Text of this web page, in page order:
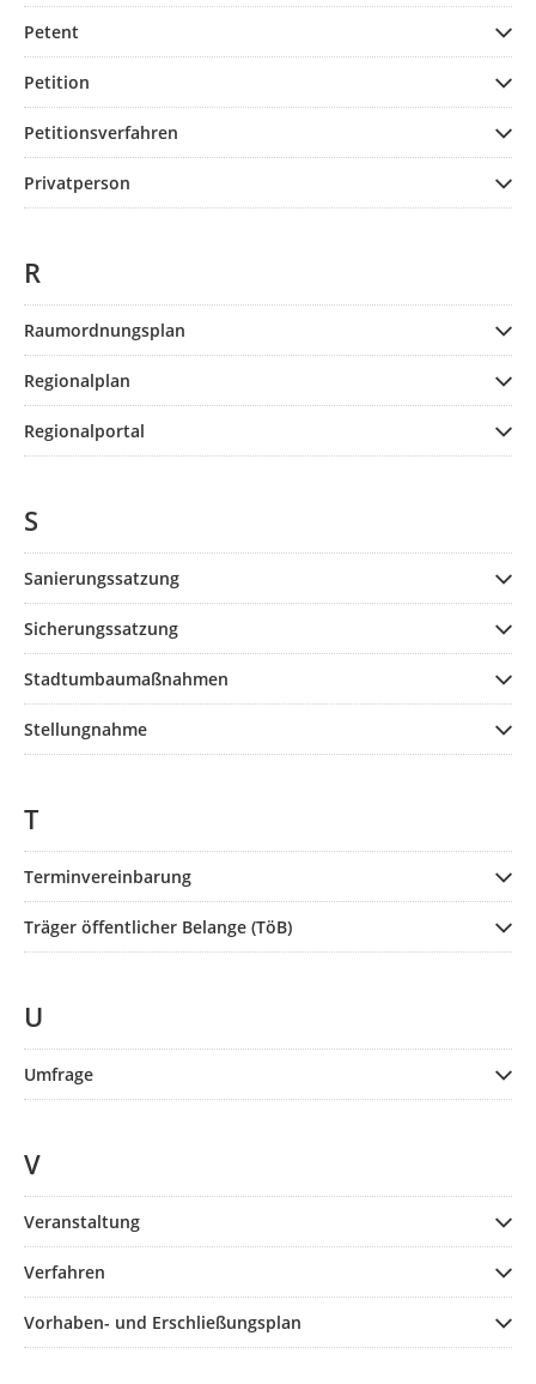
Petent
Petition
Petitionsverfahren
Privatperson
R
Raumordnungsplan
Regionalplan
Regionalportal
S
Sanierungssatzung
Sicherungssatzung
Stadtumbaumaßnahmen
Stellungnahme
T
Terminvereinbarung
Träger öffentlicher Belange (TöB)
U
Umfrage
V
Veranstaltung
Verfahren
Vorhaben- und Erschließungsplan